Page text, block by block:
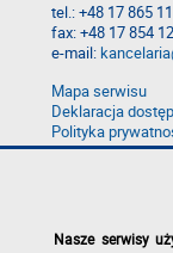
tel.: +48 17 865
fax: +48 17 854
e-mail:
Mapa serwisu
Deklaracja
Polityka
Zgłoś błąd na
Nasze serwisy